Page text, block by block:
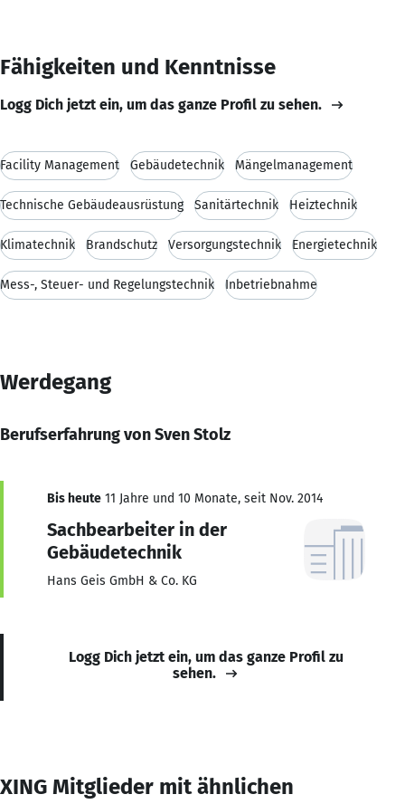
Fähigkeiten und Kenntnisse
Logg Dich jetzt ein, um das ganze Profil zu sehen.
Facility Management Gebäudetechnik Mängelmanagement
Technische Gebäudeausrüstung Sanitärtechnik Heiztechnik
Klimatechnik Brandschutz Versorgungstechnik Energietechnik
Mess-, Steuer- und Regelungstechnik Inbetriebnahme
Werdegang
Berufserfahrung von Sven Stolz
Bis heute 11 Jahre und 10 Monate, seit Nov. 2014
Sachbearbeiter in der
Gebäudetechnik
Hans Geis GmbH & Co. KG
Logg Dich jetzt ein, um das ganze Profil zu
sehen.
XING Mitglieder mit ähnlichen